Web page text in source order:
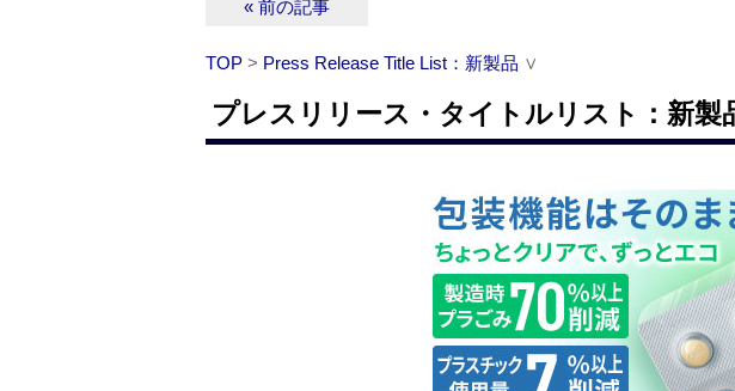
« 前の記事
TOP > Press Release Title List：新製品 ∨
プレスリリース・タイトルリスト：新